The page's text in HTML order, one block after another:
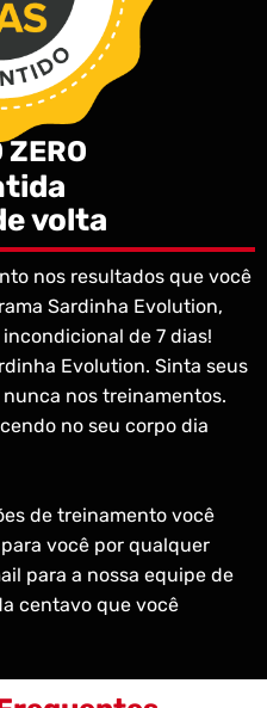
ZERO
volta
nos resultados que você
Sardinha Evolution,
de 7 dias!
Evolution. Sinta seus
nos treinamentos.
no seu corpo dia
de treinamento você
você por qualquer
para a nossa equipe de
centavo que você